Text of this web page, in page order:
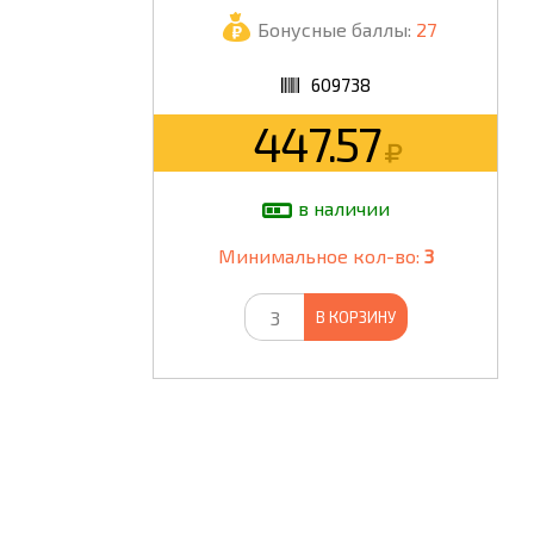
ШКОЛА
Бонусные баллы: 27
609738
447.57
в наличии
Минимальное кол-во: 3
В КОРЗИНУ